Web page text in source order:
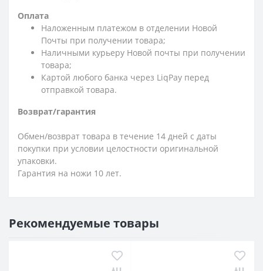
Оплата
Наложенным платежом в отделении Новой
Почты при получении товара;
Наличными курьеру Новой почты при получении
товара;
Картой любого банка через LiqPay перед
отправкой товара.
Возврат/гарантия
Обмен/возврат товара в течение 14 дней с даты
покупки при условии целостности оригинальной
упаковки.
Гарантия на ножи 10 лет.
Рекомендуемые товары